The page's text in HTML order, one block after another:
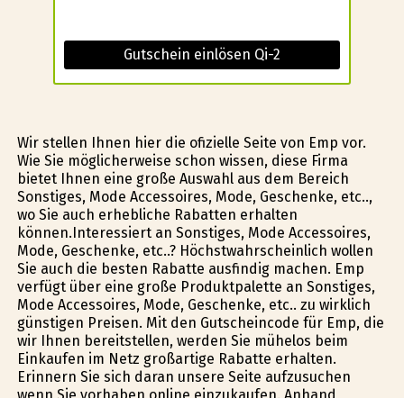
Gutschein einlösen Qi-2
Wir stellen Ihnen hier die ofizielle Seite von Emp vor.
Wie Sie möglicherweise schon wissen, diese Firma
bietet Ihnen eine große Auswahl aus dem Bereich
Sonstiges, Mode Accessoires, Mode, Geschenke, etc..,
wo Sie auch erhebliche Rabatten erhalten
können.Interessiert an Sonstiges, Mode Accessoires,
Mode, Geschenke, etc..? Höchstwahrscheinlich wollen
Sie auch die besten Rabatte ausfindig machen. Emp
verfügt über eine große Produktpalette an Sonstiges,
Mode Accessoires, Mode, Geschenke, etc.. zu wirklich
günstigen Preisen. Mit den Gutscheincode für Emp, die
wir Ihnen bereitstellen, werden Sie mühelos beim
Einkaufen im Netz großartige Rabatte erhalten.
Erinnern Sie sich daran unsere Seite aufzusuchen
wenn Sie vorhaben online einzukaufen. Anhand